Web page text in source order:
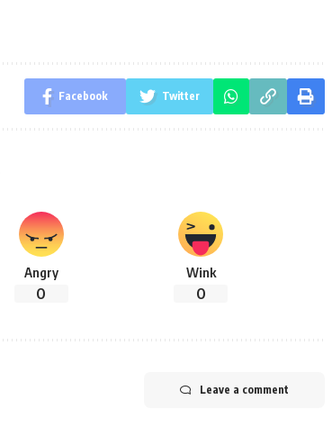
Facebook Twitter
Angry
0
Wink
0
Leave a comment